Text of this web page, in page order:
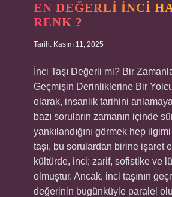
EN DEĞERLI INCI
RENK ?
Tarih: Kasım 11, 2025
İnci Taşı Değerli mi? Bir
Geçmişin Derinliklerine Bir
olarak, insanlık tarihini anlamaya
bazı soruların zamanın içinde
yankılandığını görmek hep
taşı, bu sorulardan birine işaret
kültürde, inci; zarif, sofistike ve
olmuştur. Ancak, inci taşının
değerinin bugünküyle paralel